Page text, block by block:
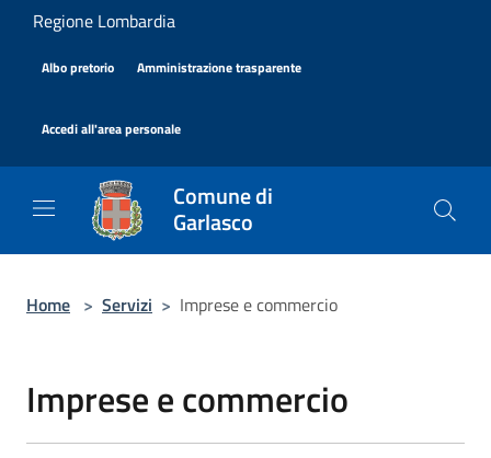
Salta al contenuto principale
Regione Lombardia
Albo pretorio Amministrazione trasparente
Accedi all'area personale
Comune di
Garlasco
Home > Servizi > Imprese e commercio
Imprese e commercio